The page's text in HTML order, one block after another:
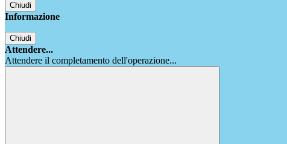
Chiudi
Informazione
Chiudi
Attendere...
Attendere il completamento dell'operazione...